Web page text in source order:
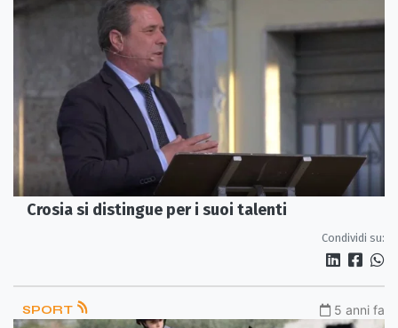
Crosia si distingue per i suoi talenti
Condividi su:
SPORT 5 anni fa